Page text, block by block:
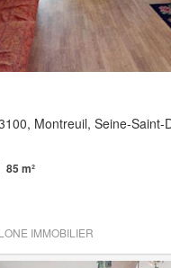
Montreuil, Seine-Saint-
85 m²
IMMOBILIER